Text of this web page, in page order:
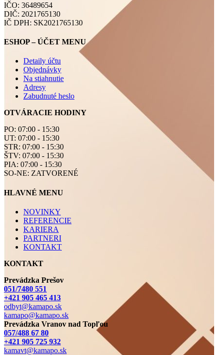
IČO: 36489654
DIČ: 2021765130
IČ DPH: SK2021765130
ESHOP – ÚČET MENU
Detaily účtu
Objednávky
Na stiahnutie
Adresy
Zabudnuté heslo
OTVÁRACIE HODINY
PO: 07:00 - 15:30
UT: 07:00 - 15:30
STR: 07:00 - 15:30
ŠTV: 07:00 - 15:30
PIA: 07:00 - 15:30
SO-NE: ZATVORENÉ
HLAVNÉ MENU
NOVINKY
REFERENCIE
KARIERA
PARTNERI
KONTAKT
KONTAKT
Prevádzka Prešov
051/7480 551
+421 905 465 413
odbyt@kamapo.sk
kamapo@kamapo.sk
Prevádzka Vranov nad Topľou
057/488 67 80
+421 905 725 932
kamavt@kamapo.sk